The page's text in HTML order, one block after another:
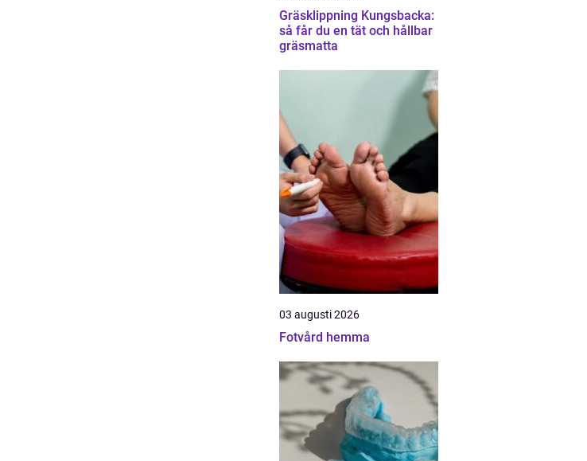
Gräsklippning Kungsbacka:
så får du en tät och hållbar
gräsmatta
03 augusti 2026
Fotvård hemma